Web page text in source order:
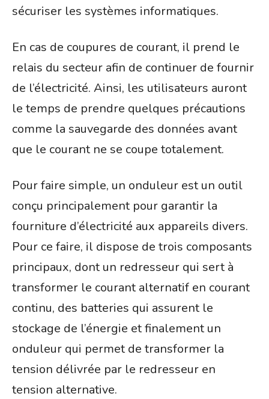
sécuriser les systèmes informatiques.
En cas de coupures de courant, il prend le
relais du secteur afin de continuer de fournir
de l’électricité. Ainsi, les utilisateurs auront
le temps de prendre quelques précautions
comme la sauvegarde des données avant
que le courant ne se coupe totalement.
Pour faire simple, un onduleur est un outil
conçu principalement pour garantir la
fourniture d’électricité aux appareils divers.
Pour ce faire, il dispose de trois composants
principaux, dont un redresseur qui sert à
transformer le courant alternatif en courant
continu, des batteries qui assurent le
stockage de l’énergie et finalement un
onduleur qui permet de transformer la
tension délivrée par le redresseur en
tension alternative.